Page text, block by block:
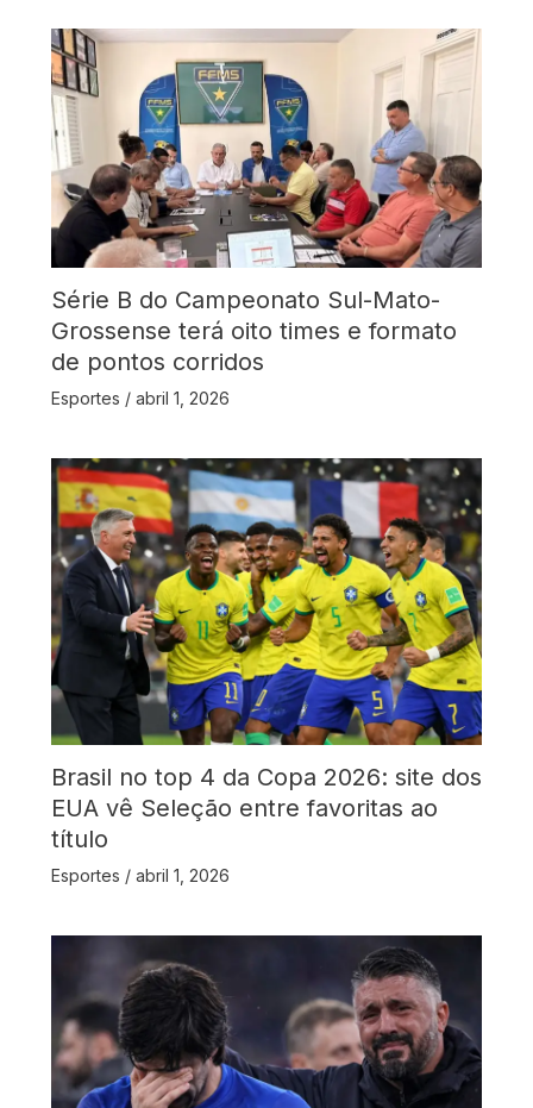
Série B do Campeonato Sul-Mato-
Grossense terá oito times e formato
de pontos corridos
Esportes / abril 1, 2026
Brasil no top 4 da Copa 2026: site dos
EUA vê Seleção entre favoritas ao
título
Esportes / abril 1, 2026